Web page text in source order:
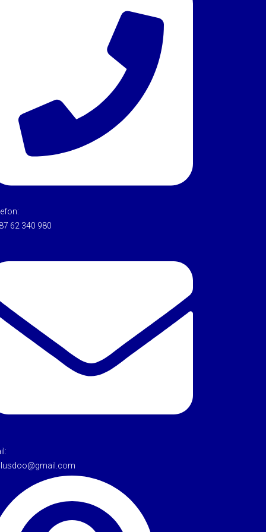
62 340 980